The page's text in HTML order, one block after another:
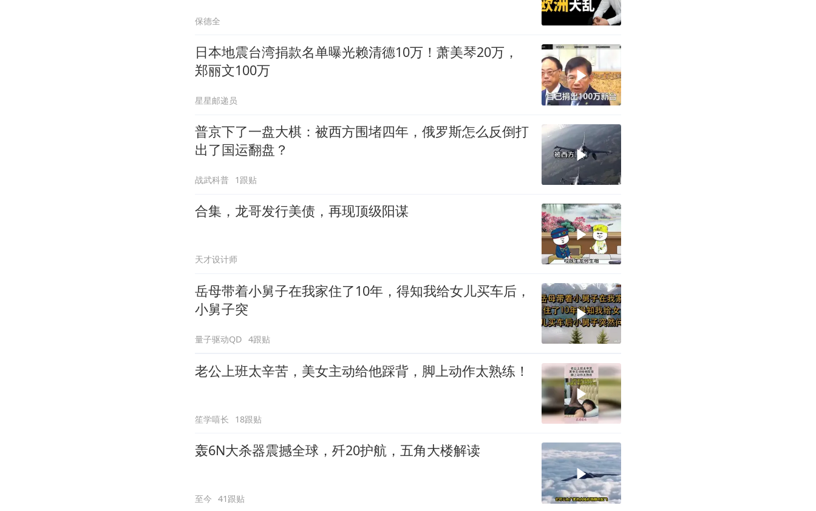
保德全
日本地震台湾捐款名单曝光赖清德10万！萧美琴20万，
郑丽文100万
星星邮递员
普京下了一盘大棋：被西方围堵四年，俄罗斯怎么反倒打
出了国运翻盘？
战武科普 1跟贴
合集，龙哥发行美债，再现顶级阳谋
天才设计师
岳母带着小舅子在我家住了10年，得知我给女儿买车后，
小舅子突
量子驱动QD 4跟贴
老公上班太辛苦，美女主动给他踩背，脚上动作太熟练！
笙学嘻长 18跟贴
轰6N大杀器震撼全球，歼20护航，五角大楼解读
至今 41跟贴